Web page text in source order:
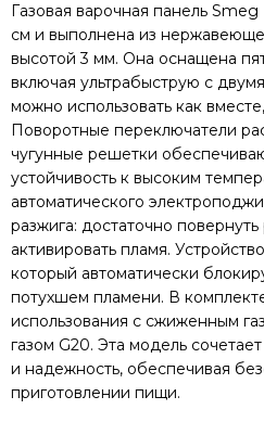
Газовая варочная панель
см и выполнена из
высотой 3 мм. Она оснащена
включая ультрабыструю с
можно использовать как
Поворотные переключатели
чугунные решетки
устойчивость к высоким
автоматического
разжига: достаточно
активировать пламя.
который автоматически
потухшем пламени. В
использования с сжиженным
газом G20. Эта модель
и надежность, обеспечивая
приготовлении пищи.